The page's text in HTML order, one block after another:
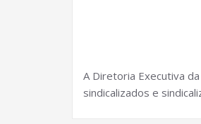
A Diretoria Executiva
sindicalizados e